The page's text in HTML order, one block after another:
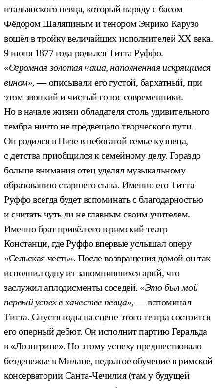
итальянского певца, который наряду с басом
Фёдором Шаляпиным и тенором Энрико Карузо
вошёл в тройку величайших исполнителей XX века.
9 июня 1877 года родился Титта Руффо.
«Огромная золотая чаша, наполненная искрящимся
вином»,— описывали его густой, бархатный, при
этом звонкий и чистый голос современники.
Но в начале жизни обладателя столь удивительного
тембра ничто не предвещало творческого пути.
Он родился в Пизе в небогатой семье кузнеца,
с детства приобщился к семейному делу. Гораздо
больше внимания отец уделял музыкальному
образованию старшего сына. Именно его Титта
Руффо всегда будет вспоминать с благодарностью
и считать чуть ли не главным своим учителем.
Именно брат привёл его в римский театр
Констанци, где Руффо впервые услышал оперу
«Сельская честь». После возвращения домой он так
исполнил одну из запомнившихся арий, что
заслужил аплодисменты соседей. «Это был мой
первый успех в качестве певца»,— вспоминал
Титта. Спустя годы на сцене этого театра состоится
его оперный дебют. Он исполнит партию Геральда
в «Лоэнгрине». Но этому успеху предшествовало
безденежье в Милане, недолгое обучение в римской
консерватории Санта-Чечилия (там у будущей